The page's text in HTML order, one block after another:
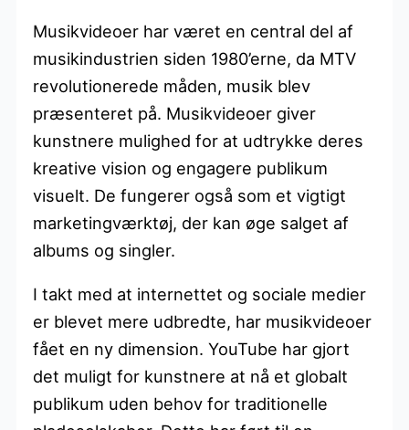
Musikvideoer har været en central del af
musikindustrien siden 1980’erne, da MTV
revolutionerede måden, musik blev
præsenteret på. Musikvideoer giver
kunstnere mulighed for at udtrykke deres
kreative vision og engagere publikum
visuelt. De fungerer også som et vigtigt
marketingværktøj, der kan øge salget af
albums og singler.
I takt med at internettet og sociale medier
er blevet mere udbredte, har musikvideoer
fået en ny dimension. YouTube har gjort
det muligt for kunstnere at nå et globalt
publikum uden behov for traditionelle